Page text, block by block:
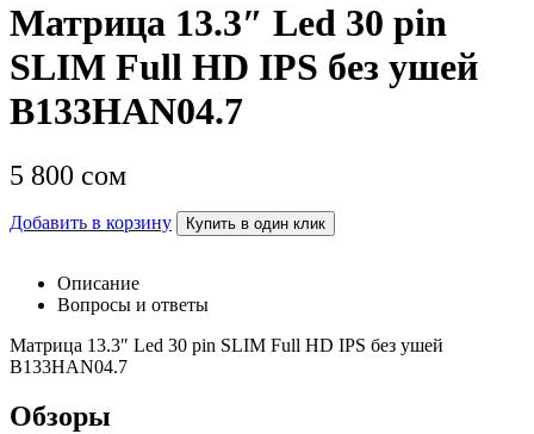
Матрица 13.3″ Led 30 pin
SLIM Full HD IPS без ушей
B133HAN04.7
5 800 сом
Добавить в корзину Купить в один клик
Описание
Вопросы и ответы
Матрица 13.3″ Led 30 pin SLIM Full HD IPS без ушей
B133HAN04.7
Обзоры